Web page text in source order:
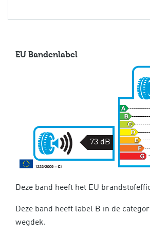
EU Bandenlabel
73 dB
Deze band heeft het EU
Deze band heeft label B in de
wegdek.